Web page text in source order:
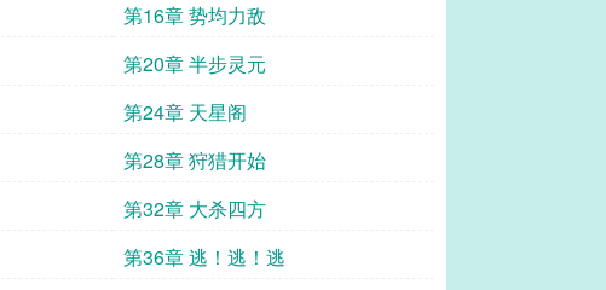
第16章 势均力敌
第20章 半步灵元
第24章 天星阁
第28章 狩猎开始
第32章 大杀四方
第36章 逃！逃！逃